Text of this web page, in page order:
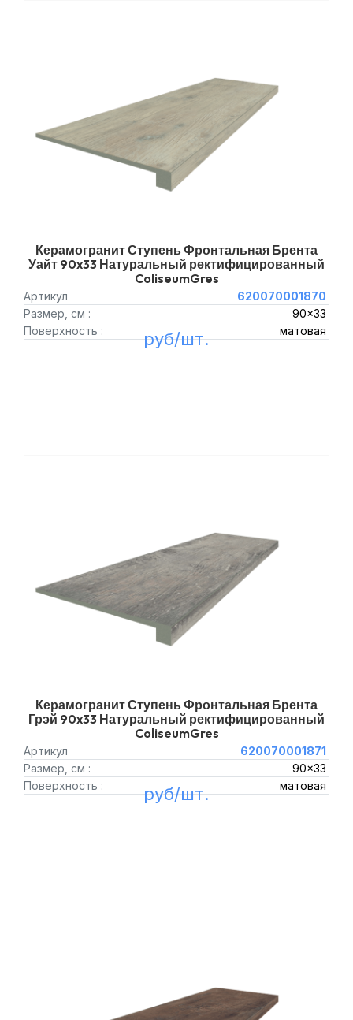
Керамогранит Ступень Фронтальная Брента
Уайт 90x33 Натуральный ректифицированный
ColiseumGres
Артикул
620070001870
Размер, см :
90x33
Поверхность :
матовая
руб/шт.
Керамогранит Ступень Фронтальная Брента
Грэй 90x33 Натуральный ректифицированный
ColiseumGres
Артикул
620070001871
Размер, см :
90x33
Поверхность :
матовая
руб/шт.